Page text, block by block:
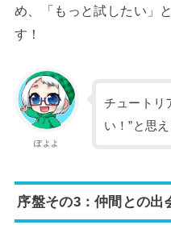
め、「もっと試したい」
す！
ぽよよ
チュートリ
い！”と思
序盤その3：仲間との出